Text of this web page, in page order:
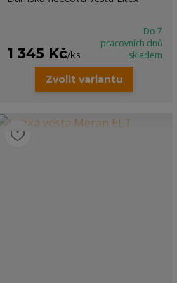
1 345 Kč/ks
Do 7
pracovních dnů
skladem
Zvolit variantu